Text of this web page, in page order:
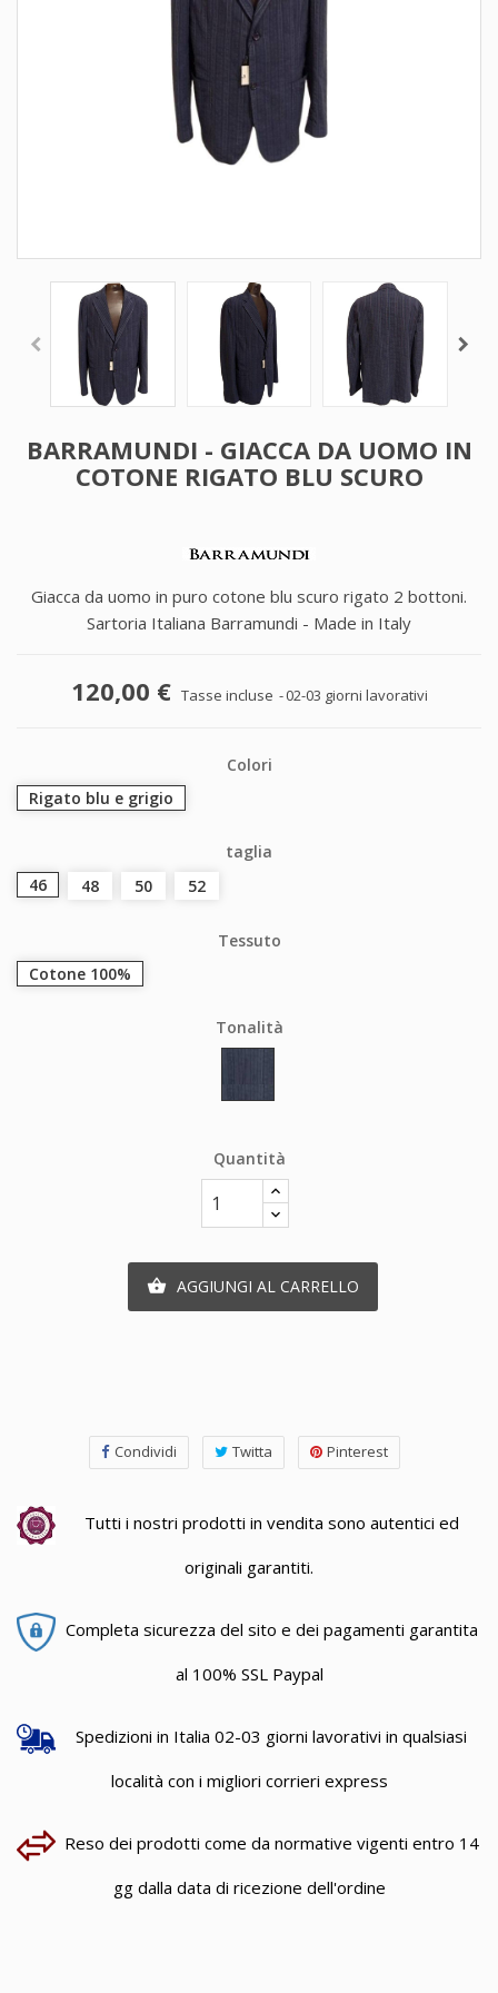
BARRAMUNDI - GIACCA DA UOMO IN
COTONE RIGATO BLU SCURO
Giacca da uomo in puro cotone blu scuro rigato 2 bottoni.
Sartoria Italiana Barramundi - Made in Italy
120,00 € Tasse incluse 02-03 giorni lavorativi
Colori
Rigato blu e grigio
taglia
46
48 50 52
Tessuto
Cotone 100%
Tonalità
Quantità
 AGGIUNGI AL CARRELLO
Condividi Twitta Pinterest
Tutti i nostri prodotti in vendita sono autentici ed
originali garantiti.
Completa sicurezza del sito e dei pagamenti garantita
al 100% SSL Paypal
Spedizioni in Italia 02-03 giorni lavorativi in qualsiasi
località con i migliori corrieri express
Reso dei prodotti come da normative vigenti entro 14
gg dalla data di ricezione dell'ordine